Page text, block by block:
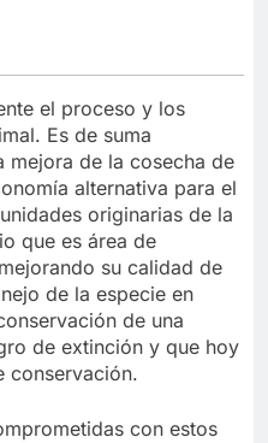
el proceso y los
Es de suma
mejora de la cosecha de
alternativa para el
originarias de la
que es área de
su calidad de
de la especie en
de una
de extinción y que hoy
conservación.
con estos